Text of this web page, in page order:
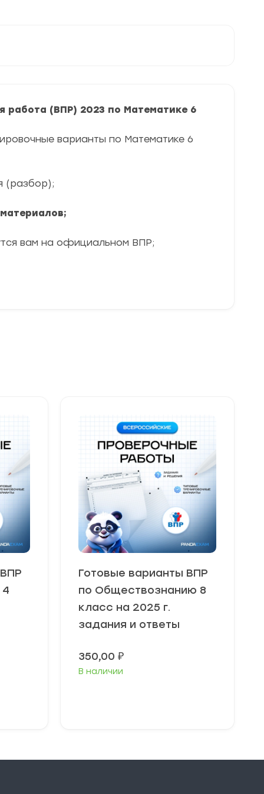
работа (ВПР) 2023 по Математике 6
варианты по Математике 6
(разбор);
вам на официальном ВПР;
4
Готовые варианты ВПР
по Обществознанию 8
класс на 2025 г.
задания и ответы
350,00 ₽
В наличии